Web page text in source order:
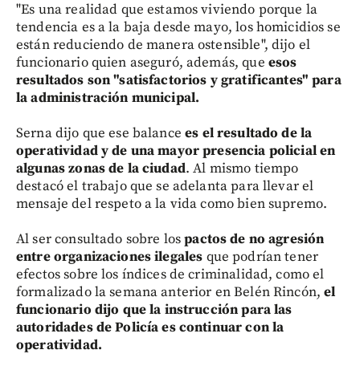
"Es una realidad que estamos viviendo porque la
tendencia es a la baja desde mayo, los homicidios se
están reduciendo de manera ostensible", dijo el
funcionario quien aseguró, además, que esos
resultados son "satisfactorios y gratificantes" para
la administración municipal.
Serna dijo que ese balance es el resultado de la
operatividad y de una mayor presencia policial en
algunas zonas de la ciudad. Al mismo tiempo
destacó el trabajo que se adelanta para llevar el
mensaje del respeto a la vida como bien supremo.
Al ser consultado sobre lospactos de no agresión
entre organizaciones ilegales que podrían tener
efectos sobre los índices de criminalidad, como el
formalizado la semana anterior en Belén Rincón,el
funcionario dijo que la instrucción para las
autoridades de Policía es continuar con la
operatividad.